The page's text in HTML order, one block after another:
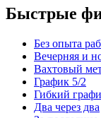
Быстрые
Без опыта
Вечерняя и
Вахтовый
График 5/2
Гибкий
Два через два